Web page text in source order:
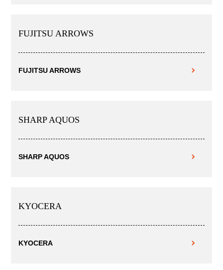
FUJITSU ARROWS
FUJITSU ARROWS
SHARP AQUOS
SHARP AQUOS
KYOCERA
KYOCERA